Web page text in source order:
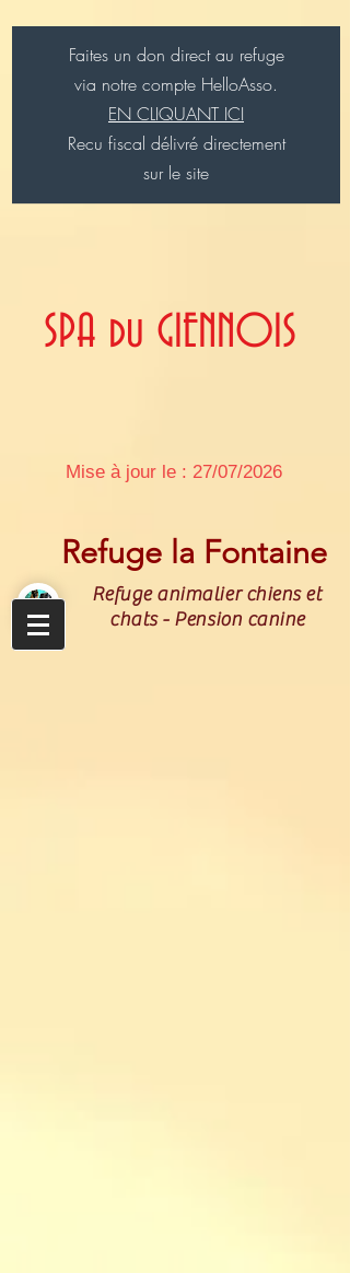
Faites un don direct au refuge
via notre compte HelloAsso.
EN CLIQUANT ICI
Recu fiscal délivré directement
sur le site
SPA du GIENNOIS
Mise à jour le : 27/07/2026
Refuge la Fontaine
Refuge animalier chiens et
chats - Pension canine